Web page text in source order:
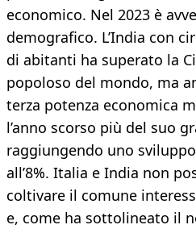
economico. Nel 2023 è
demografico. L’India con
di abitanti ha superato la
popoloso del mondo, ma
terza potenza economica
l’anno scorso più del suo
raggiungendo uno
all’8%. Italia e India non
coltivare il comune
e, come ha sottolineato il